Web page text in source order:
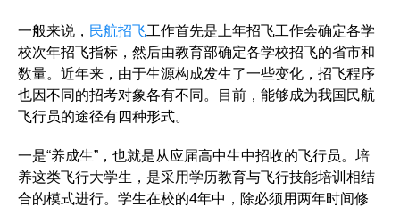
一般来说， 民航招飞工作首先是上年招飞工作会确定各学
校次年招飞指标，然后由教育部确定各学校招飞的省市和
数量。近年来，由于生源构成发生了一些变化，招飞程序
也因不同的招考对象各有不同。目前，能够成为我国民航
飞行员的途径有四种形式。
一是“养成生”，也就是从应届高中生中招收的飞行员。培
养这类飞行大学生，是采用学历教育与飞行技能培训相结
合的模式进行。学生在校的4年中，除必须用两年时间修